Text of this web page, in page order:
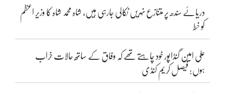
دریائے سندھ پر متنازع نہریں نکالی جارہی ہیں، شاہ محمد شاہ کا وزیر اعظم
کو خط
علی امین گنڈاپور خود چاہتے تھے کہ وفاق کے ساتھ حالات خراب
ہوں: فیصل کریم کنڈی